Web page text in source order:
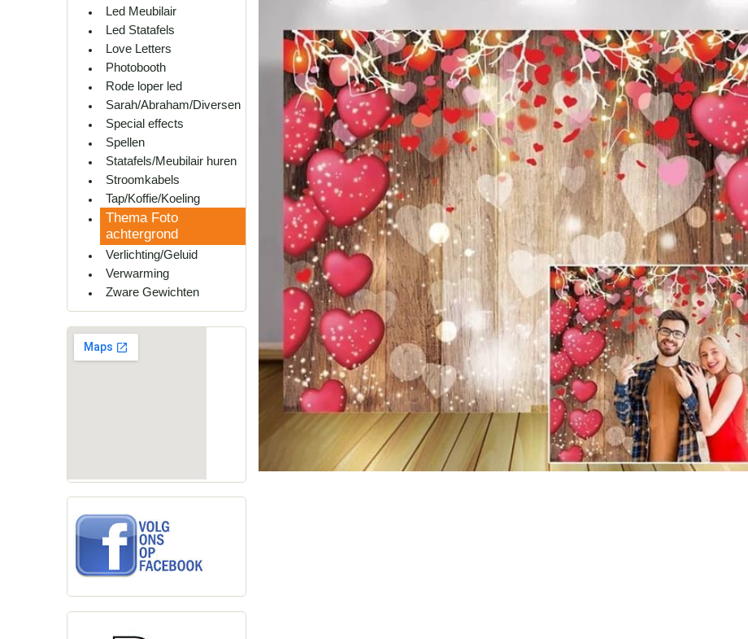
Led Meubilair
Led Statafels
Love Letters
Photobooth
Rode loper led
Sarah/Abraham/Diversen
Special effects
Spellen
Statafels/Meubilair huren
Stroomkabels
Tap/Koffie/Koeling
Thema Foto
achtergrond
Verlichting/Geluid
Verwarming
Zware Gewichten